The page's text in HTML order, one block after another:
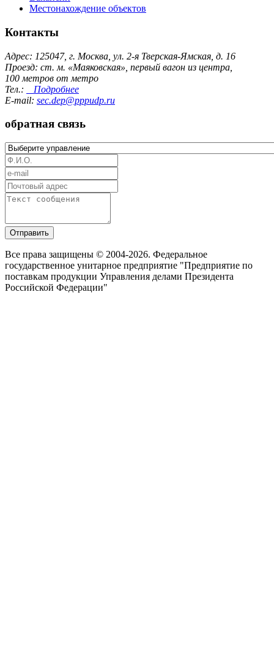
Местонахождение объектов
Контакты
Адрес: 125047, г. Москва, ул. 2-я Тверская-Ямская, д. 16
Проезд: ст. м. «Маяковская», первый вагон из центра,
100 метров от метро
Тел.:
Подробнее
E-mail: sec.dep@pppudp.ru
обратная связь
Отправить
Все права защищены © 2004-2026. Федеральное
государственное унитарное предприятие "Предприятие по
поставкам продукции Управления делами Президента
Российской Федерации"